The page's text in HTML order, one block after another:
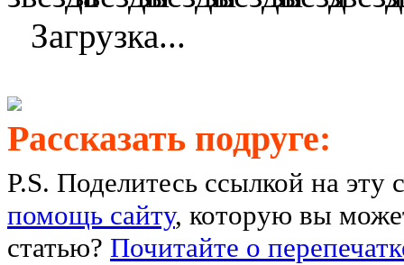
Загрузка...
Рассказать подруге:
P.S. Поделитесь ссылкой на
помощь сайту, которую вы
статью? Почитайте о